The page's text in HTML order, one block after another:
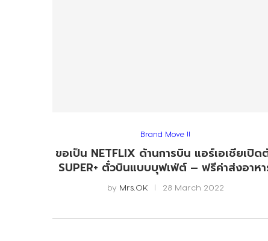
Brand Move !!
ขอเป็น NETFLIX ด้านการบิน แอร์เอเชียเปิด
SUPER+ ตั๋วบินแบบบุฟเฟ่ต์ – ฟรีค่าส่งอาห
by Mrs.OK 28 March 2022